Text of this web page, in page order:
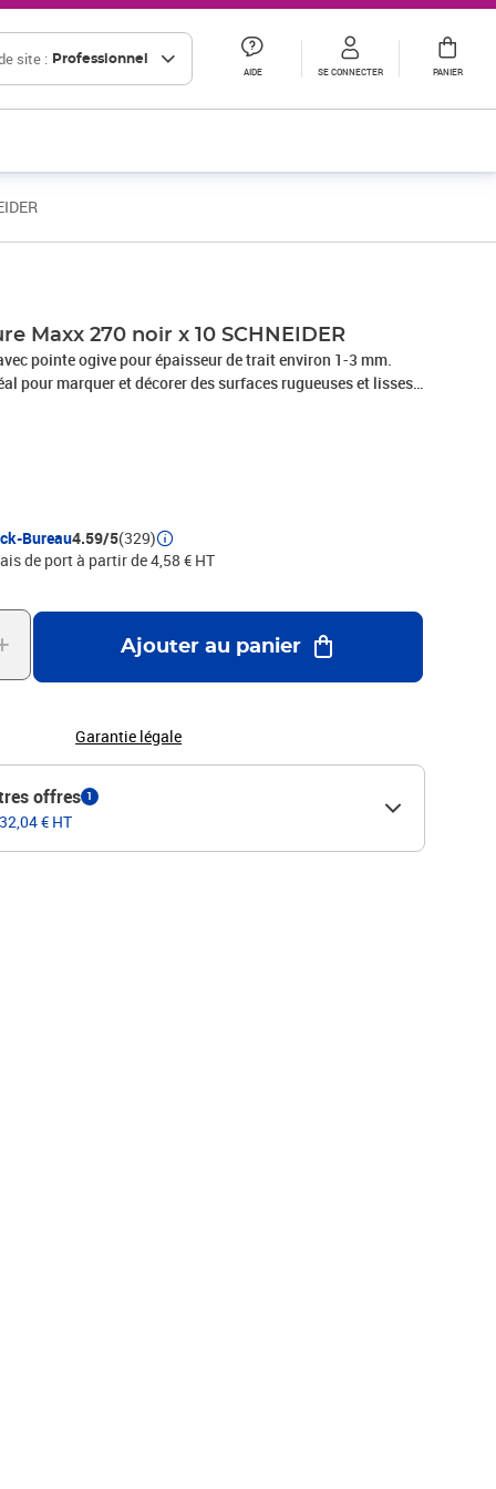
site : Professionnel
AIDE SE CONNECTER PANIER
Maxx 270 noir x 10 SCHNEIDER
pointe ogive pour épaisseur de trait environ 1-3 mm.
pour marquer et décorer des surfaces rugueuses et lisses,
verre, métal, céramique, etc. Fort pouvoir couvrant,
et au temps, résistante à la chaleur jusqu´à 300° C et
au lavage. Le débit d´encre est modulé par valve, sans
PHOTOS NON CONTRACTUELLES
Bureau4.59/5(329)
de port à partir de 4,58 € HT
Ajouter au panier
Garantie légale
offres 1
€ HT